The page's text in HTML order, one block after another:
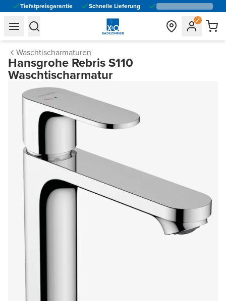
Tiefstpreisgarantie Schnelle Lieferung
general.navigation.toggle_menu.label
general.navigation.toggle_menu.label
Waschtischarmaturen
Hansgrohe Rebris S110
Waschtischarmatur